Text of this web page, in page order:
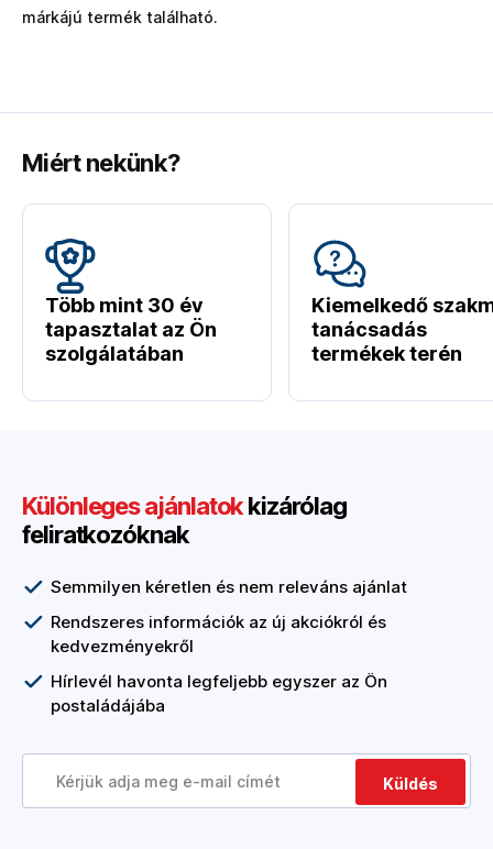
márkájú termék található.
Miért nekünk?
Több mint 30 év
tapasztalat az Ön
szolgálatában
Kiemelkedő
tanácsadás
termékek terén
Különleges ajánlatokkizárólag
feliratkozóknak
Semmilyen kéretlen és nem releváns ajánlat
Rendszeres információk az új akciókról és
kedvezményekről
Hírlevél havonta legfeljebb egyszer az Ön
postaládájába
Küldés